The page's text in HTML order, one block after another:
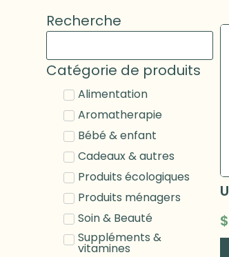
Recherche
Catégorie de produits
Alimentation
Aromatherapie
Bébé & enfant
Cadeaux & autres
Produits écologiques
Produits ménagers
Soin & Beauté
Suppléments &
vitamines
$